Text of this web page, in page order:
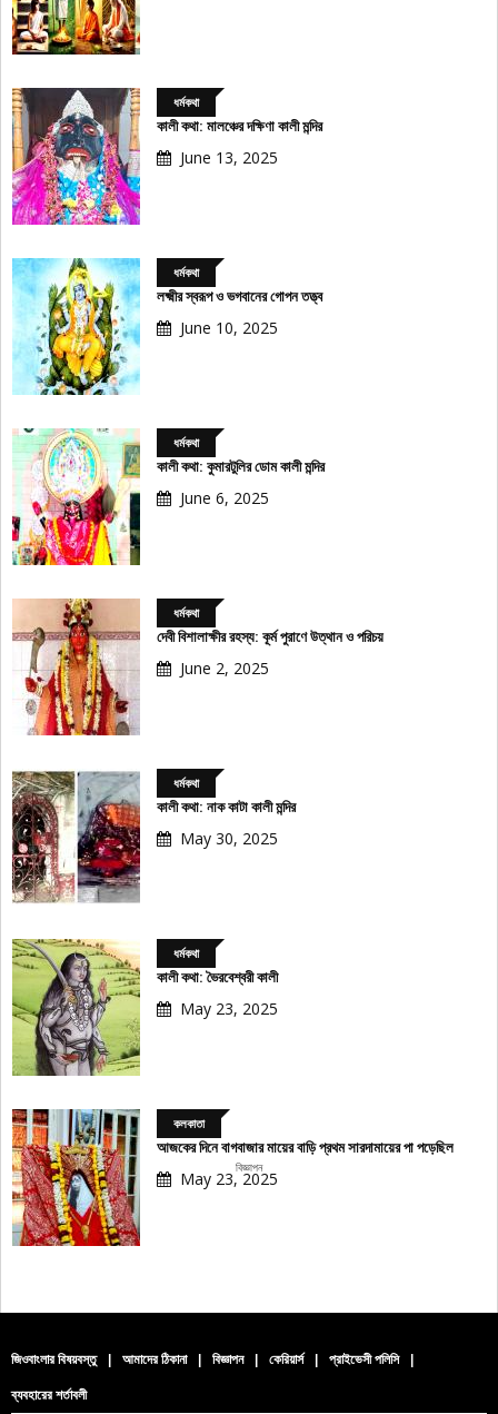
ধর্মকথা
কালী কথা: মালঞ্চের দক্ষিণা কালী মন্দির
June 13, 2025
ধর্মকথা
লক্ষ্মীর স্বরূপ ও ভগবানের গোপন তত্ত্ব
June 10, 2025
ধর্মকথা
কালী কথা: কুমারটুলির ডোম কালী মন্দির
June 6, 2025
ধর্মকথা
দেবী বিশালাক্ষীর রহস্য: কূর্ম পুরাণে উত্থান ও পরিচয়
June 2, 2025
ধর্মকথা
কালী কথা: নাক কাটা কালী মন্দির
May 30, 2025
ধর্মকথা
কালী কথা: ভৈরবেশ্বরী কালী
May 23, 2025
কলকাতা
আজকের দিনে বাগবাজার মায়ের বাড়ি প্রথম সারদামায়ের পা পড়েছিল
May 23, 2025
জিওবাংলার বিষয়বস্তু আমাদের ঠিকানা বিজ্ঞাপন কেরিয়ার্স প্রাইভেসী পলিসি
ব্যবহারের শর্তাবলী
বিজ্ঞাপন